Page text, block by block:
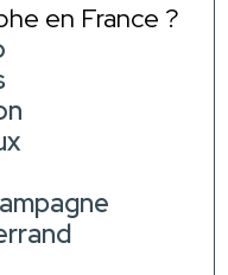
en France ?